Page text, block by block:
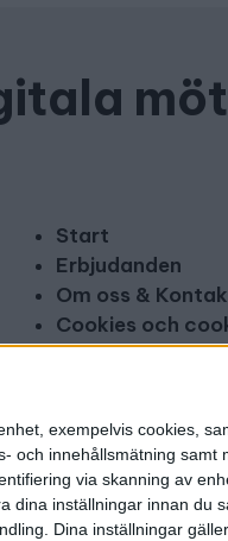
exempelvis cookies,
innehållsmätning
via skanning av
inställningar innan du
Dina inställningar
Start
Erbjudanden
Om oss &
Cookies och
Copyright och